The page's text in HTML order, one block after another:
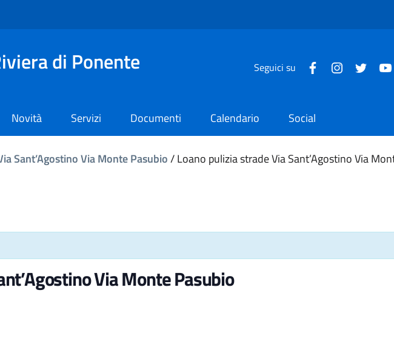
di Ponente Seguici su
Novità Servizi Documenti Calendario Social
Sant’Agostino Via Monte Pasubio/Loano pulizia strade Via Sant’Agostino Via
Via Monte Pasubio